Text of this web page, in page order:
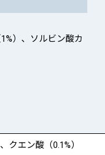
）、ソルビン酸カ
エン酸（0.1%）